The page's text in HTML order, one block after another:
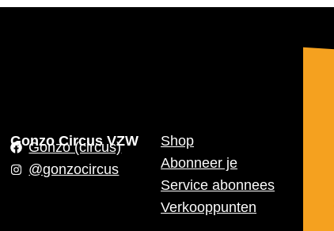
Gonzo Circus VZW
Gonzo (circus)
@gonzocircus
Shop
Abonneer je
Service abonnees
Verkooppunten